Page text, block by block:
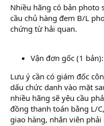
Nhiều hãng có bản photo
cầu chủ hàng đem B/L
chứng từ hải quan.
Vận đơn gốc (1 bản):
Lưu ý cần có giám đốc
dấu chức danh vào mặt
nhiều hãng sẽ yêu cầu
đồng thanh toán bằng L/
giao hàng, nhân viên